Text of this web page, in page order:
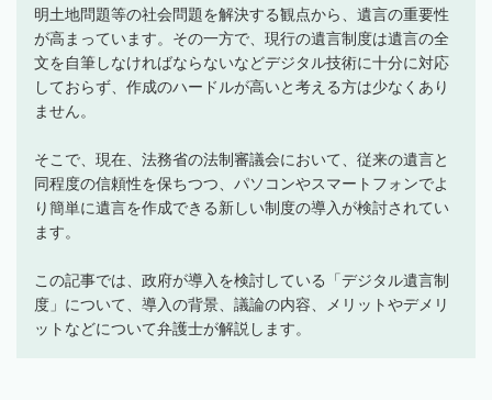
明土地問題等の社会問題を解決する観点から、遺言の重要性
が高まっています。その一方で、現行の遺言制度は遺言の全
文を自筆しなければならないなどデジタル技術に十分に対応
しておらず、作成のハードルが高いと考える方は少なくあり
ません。
そこで、現在、法務省の法制審議会において、従来の遺言と
同程度の信頼性を保ちつつ、パソコンやスマートフォンでよ
り簡単に遺言を作成できる新しい制度の導入が検討されてい
ます。
この記事では、政府が導入を検討している「デジタル遺言制
度」について、導入の背景、議論の内容、メリットやデメリ
ットなどについて弁護士が解説します。